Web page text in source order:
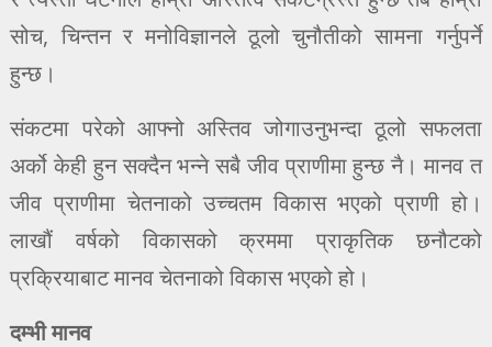
सोच, चिन्तन र मनोविज्ञानले ठूलो चुनौतीको सामना गर्नुपर्ने
हुन्छ।
संकटमा परेको आफ्नो अस्तिव जोगाउनुभन्दा ठूलो सफलता
अर्को केही हुन सक्दैन भन्ने सबै जीव प्राणीमा हुन्छ नै। मानव त
जीव प्राणीमा चेतनाको उच्चतम विकास भएको प्राणी हो।
लाखौं वर्षको विकासको क्रममा प्राकृतिक छनौटको
प्रक्रियाबाट मानव चेतनाको विकास भएको हो।
दम्भी मानव